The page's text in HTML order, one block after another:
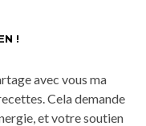
!
avec vous ma
Cela demande
et votre soutien